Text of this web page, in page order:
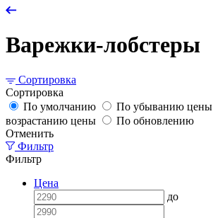
Варежки-лобстеры
Сортировка
Сортировка
По умолчанию
По убыванию цены
возрастанию цены
По обновлению
Отменить
Фильтр
Фильтр
Цена
до